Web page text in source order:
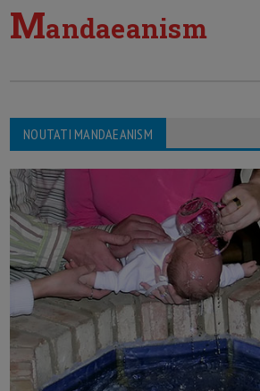
Mandaeanism
NOUTATI MANDAEANISM